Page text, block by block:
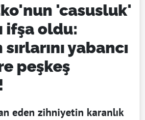
'casusluk'
ifşa oldu:
yabancı
peşkeş
eden zihniyetin karanlık